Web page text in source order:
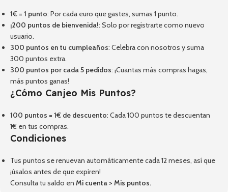
1€ = 1 punto: Por cada euro que gastes, sumas 1 punto.
¡200 puntos de bienvenida!: Solo por registrarte como nuevo
usuario.
300 puntos en tu cumpleaños: Celebra con nosotros y suma
300 puntos extra.
300 puntos por cada 5 pedidos: ¡Cuantas más compras hagas,
más puntos ganas!
¿Cómo Canjeo Mis Puntos?
100 puntos = 1€ de descuento: Cada 100 puntos te descuentan
1€ en tus compras.
Condiciones
Tus puntos se renuevan automáticamente cada 12 meses, así que
¡úsalos antes de que expiren!
Consulta tu saldo en Mi cuenta > Mis puntos.